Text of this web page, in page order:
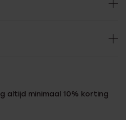
altijd minimaal 10% korting